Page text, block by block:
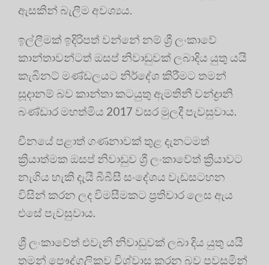
ඇසකින් බැලීම අවශ්‍යය.
ඉල්ලීමක් ඉදිරිපත් වන්නේ නම් ශ්‍රී ලංකාවේ
කාන්තාවන්ටත් ඔසප් නිවාඩුවක් ලබාදිය යුතු යයි
කැබිනට් මණ්ඩලයට නිර්දේශ කිරීමට තමන්
සූදානම් බව කාන්තා කටයුතු ඇමතිනී චන්ද්‍රානි
බණ්ඩාර මහත්මිය 2017 වසර මුලදී පැවසුවාය.
චීනයේ පළාත් ගණනාවක් තුළ දැනටමත්
ක්‍රියාත්මක ඔසප් නිවාඩුව ශ්‍රී ලංකාවේත් ක්‍රියාවට
නැගිය හැකි දැයි බීබීසී සංදේශය වැඩසටහන
විසින් කරන ලද විමසීමකට ප්‍ර‍තිචාර ලෙස ඇය
එසේ පැවසුවාය.
ශ්‍රී ලංකාවේත් එවැනි නිවාඩුවක් ලබා දිය යුතු යයි
තමන් පෞද්ගලිකව විශ්වාස කරන බව පවසමින්